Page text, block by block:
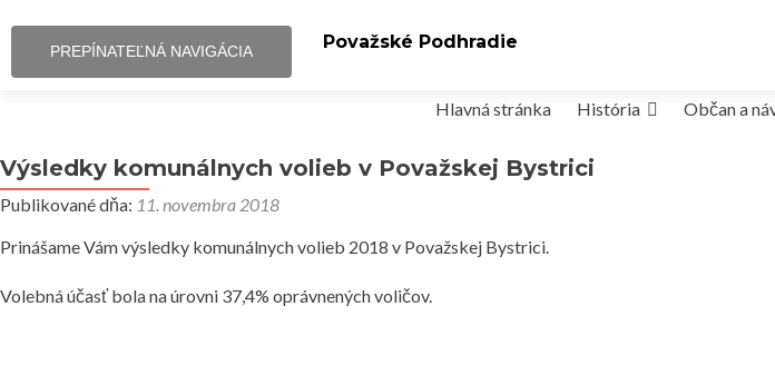
PREPÍNATEĽNÁ NAVIGÁCIA Považské Podhradie
Prejsť
obsah
Hlavná stránka História Občan a
Výsledky komunálnych volieb v Považskej Bystrici
Publikované dňa: 11. novembra 2018
Prinášame Vám výsledky komunálnych volieb 2018 v Považskej Bystrici.
Volebná účasť bola na úrovni 37,4% oprávnených voličov.